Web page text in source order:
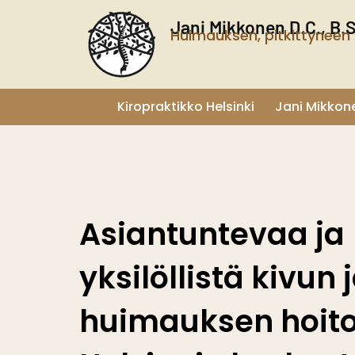
Jani Mikkonen D.C.,
Huimauksen,
Kiropraktikko Helsinki Jani
Asiantuntevaa ja
yksilöllistä kivun
huimauksen